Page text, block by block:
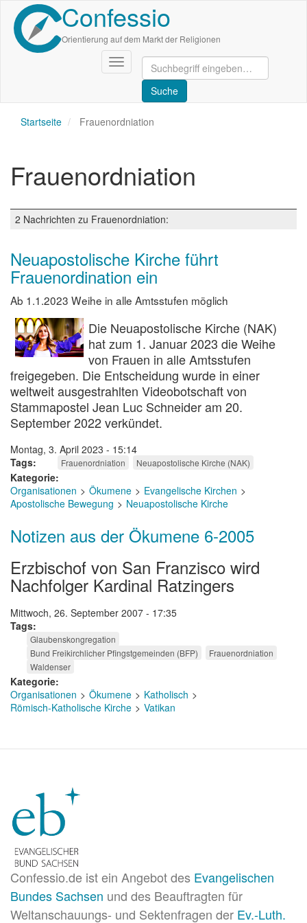
Direkt
zum
Inhalt
Confessio
Orientierung auf dem Markt der Religionen
Navigation
aktivieren/deaktivieren
Startseite Frauenordniation
Frauenordniation
2 Nachrichten zu Frauenordniation:
Neuapostolische Kirche führt
Frauenordination ein
Ab 1.1.2023 Weihe in alle Amtsstufen möglich
Die Neuapostolische Kirche (NAK)
hat zum 1. Januar 2023 die Weihe
von Frauen in alle Amtsstufen
freigegeben. Die Entscheidung wurde in einer
weltweit ausgestrahlten Videobotschaft von
Stammapostel Jean Luc Schneider am 20.
September 2022 verkündet.
Montag, 3. April 2023 - 15:14
Tags
Frauenordniation Neuapostolische Kirche (NAK)
Kategorie
Organisationen
Ökumene
Evangelische Kirchen
Apostolische Bewegung
Neuapostolische Kirche
Notizen aus der Ökumene 6-2005
Erzbischof von San Franzisco wird
Nachfolger Kardinal Ratzingers
Mittwoch, 26. September 2007 - 17:35
Tags
Glaubenskongregation
Bund Freikirchlicher Pfingstgemeinden (BFP)
Frauenordniation
Waldenser
Kategorie
Organisationen
Ökumene
Katholisch
Römisch-Katholische Kirche
Vatikan
Confessio.de ist ein Angebot des Evangelischen
Bundes Sachsen und des Beauftragten für
Weltanschauungs- und Sektenfragen der Ev.-Luth.